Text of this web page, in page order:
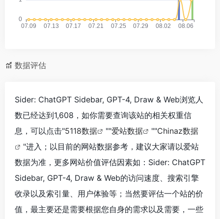
数据评估
Sider: ChatGPT Sidebar, GPT-4, Draw & Web浏览人
数已经达到1,608，如你需要查询该站的相关权重信
息，可以点击"5118数据 ""爱站数据 ""Chinaz数据
"进入；以目前的网站数据参考，建议大家请以爱站
数据为准，更多网站价值评估因素如：Sider: ChatGPT
Sidebar, GPT-4, Draw & Web的访问速度、搜索引擎
收录以及索引量、用户体验等；当然要评估一个站的价
值，最主要还是需要根据您自身的需求以及需要，一些